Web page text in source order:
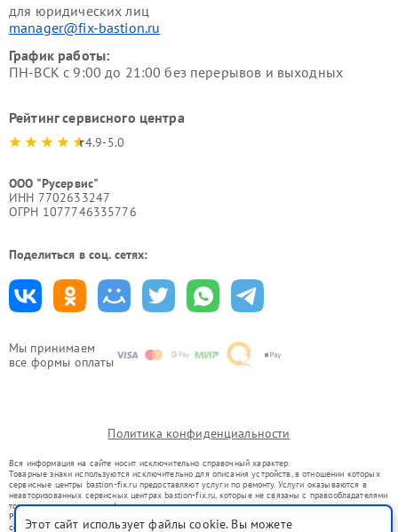
Мы принимаем
все формы оплаты
для юридических лиц
manager@fix-bastion.ru
График работы:
ПН-ВСК с 9:00 до 21:00 без перерывов и выходных
Рейтинг сервисного центра
4.9-5.0
ООО "Русервис"
ИНН 7702633247
ОГРН 1077746335776
Поделиться в соц. сетях:
Политика конфиденциальности
Вся информация на сайте носит исключительно справочный характер.
Товарные знаки используются исключительно для описания устройств, в отношении которых
сервисные центры bastion-fix.ru предоставляют услуги по ремонту. Услуги оказываются в
неавторизованных сервисных центрах bastion-fix.ru, которые не связаны с правообладателями
товарных знаков или их официальными представителями.
Ремонт осуществляется для устройств, уже введенных в гражданский оборот в соответствии
со статьей 1487 ГК РФ.
Этот сайт использует файлы cookie. Вы можете